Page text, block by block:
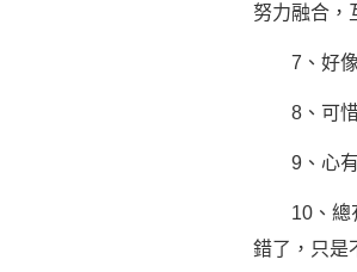
努力融合，
7、好像
8、可惜
9、心有
10、總有
錯了，只是